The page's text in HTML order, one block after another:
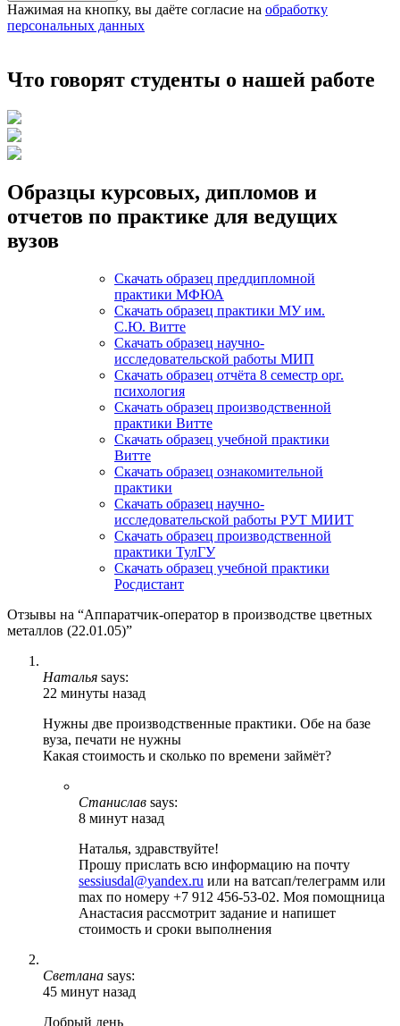
Нажимая на кнопку, вы даёте согласие на обработку
персональных данных
Что говорят студенты о нашей работе
Образцы курсовых, дипломов и
отчетов по практике для ведущих
вузов
Скачать образец преддипломной
практики МФЮА
Скачать образец практики МУ им.
С.Ю. Витте
Скачать образец научно-
исследовательской работы МИП
Скачать образец отчёта 8 семестр орг.
психология
Скачать образец производственной
практики Витте
Скачать образец учебной практики
Витте
Скачать образец ознакомительной
практики
Скачать образец научно-
исследовательской работы РУТ МИИТ
Скачать образец производственной
практики ТулГУ
Скачать образец учебной практики
Росдистант
Отзывы на “Аппаратчик-оператор в производстве цветных
металлов (22.01.05)”
Наталья says:
22 минуты назад
Нужны две производственные практики. Обе на базе
вуза, печати не нужны
Какая стоимость и сколько по времени займёт?
Станислав says:
8 минут назад
Наталья, здравствуйте!
Прошу прислать всю информацию на почту
sessiusdal@yandex.ru или на ватсап/телеграмм или
max по номеру +7 912 456-53-02. Моя помощница
Анастасия рассмотрит задание и напишет
стоимость и сроки выполнения
Светлана says:
45 минут назад
Добрый день